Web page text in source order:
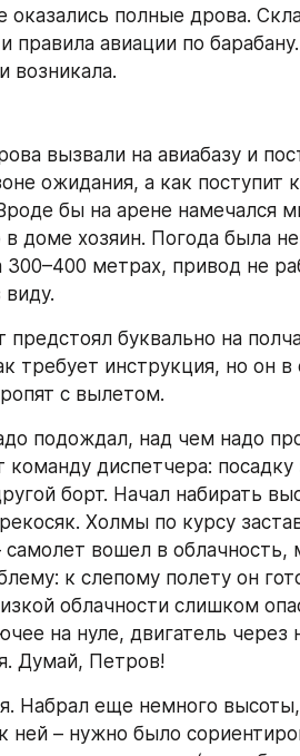
полные дрова.
авиации по
возникала.
вызвали на авиабазу и
ожидания, а как поступит
бы на арене намечался
доме хозяин. Погода была
300–400 метрах, привод не
буквально на
требует инструкция, но он
с вылетом.
подождал, над чем надо
команду диспетчера:
борт. Начал набирать
Холмы по курсу
вошел в облачность,
к слепому полету он
облачности слишком
на нуле, двигатель через
Думай, Петров!
Набрал еще немного
ней – нужно было